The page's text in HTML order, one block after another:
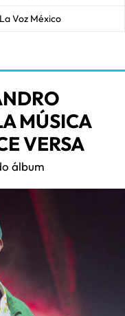
Voz México
MÚSICA
VERSA
álbum